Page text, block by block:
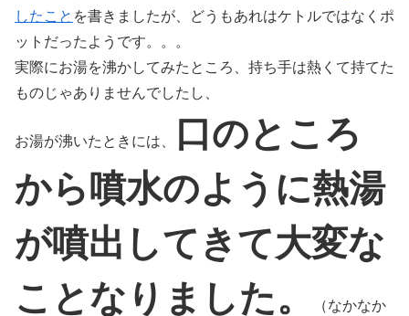
したこと を書きましたが、どうもあれはケトルではなくポ
ットだったようです。。。
実際にお湯を沸かしてみたところ、持ち手は熱くて持てた
ものじゃありませんでしたし、
お湯が沸いたときには、
口のところ
から噴水のように熱湯
が噴出してきて大変な
ことなりました。
（なかなか